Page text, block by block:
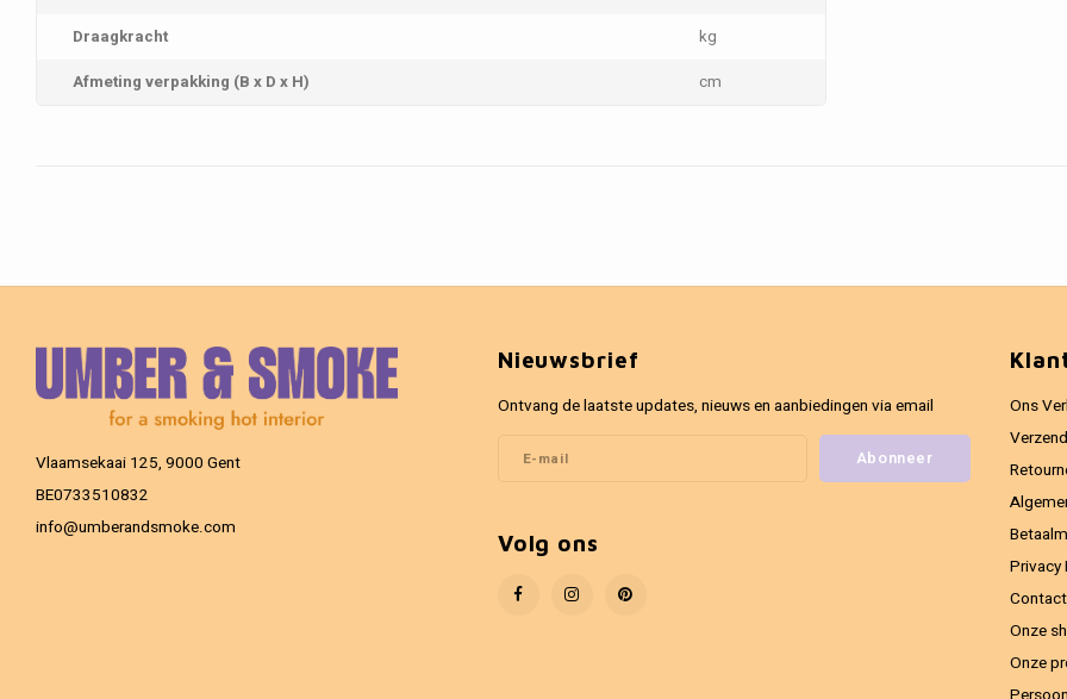
Draagkracht
kg
Afmeting verpakking (B x D x H)
cm
Vlaamsekaai 125, 9000 Gent
BE0733510832
info@umberandsmoke.com
Nieuwsbrief
Ontvang de laatste updates, nieuws en aanbiedingen via email
Abonneer
Volg ons
Ons
Privacy
Onze
Onze